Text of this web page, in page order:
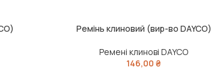
ДОДАТИ В КОШИК
Ремінь клиновий (вир-во DAYCO)
Ремені клинові DAYCO
146,00₴